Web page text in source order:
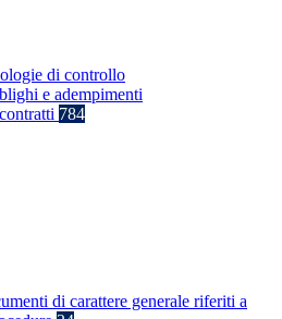
di controllo
e adempimenti
784
di carattere generale riferiti a